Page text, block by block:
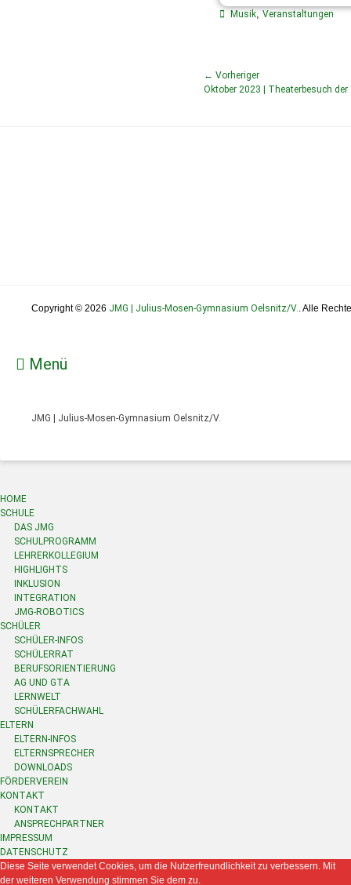
Menü
JMG | Julius-Mosen-Gymnasium Oelsnitz/V.
Musik, Veranstaltungen
← Vorheriger
Oktober 2023 | Theaterbesuch der
Copyright © 2026 JMG | Julius-Mosen-Gymnasium Oelsnitz/V.. Alle
HOME
SCHULE
DAS JMG
SCHULPROGRAMM
LEHRERKOLLEGIUM
HIGHLIGHTS
INKLUSION
INTEGRATION
JMG-ROBOTICS
SCHÜLER
SCHÜLER-INFOS
SCHÜLERRAT
BERUFSORIENTIERUNG
AG UND GTA
LERNWELT
SCHÜLERFACHWAHL
ELTERN
ELTERN-INFOS
ELTERNSPRECHER
DOWNLOADS
FÖRDERVEREIN
KONTAKT
KONTAKT
ANSPRECHPARTNER
IMPRESSUM
DATENSCHUTZ
Diese Seite verwendet Cookies, um die Nutzerfreundlichkeit zu verbessern. Mit
der weiteren Verwendung stimmen Sie dem zu.